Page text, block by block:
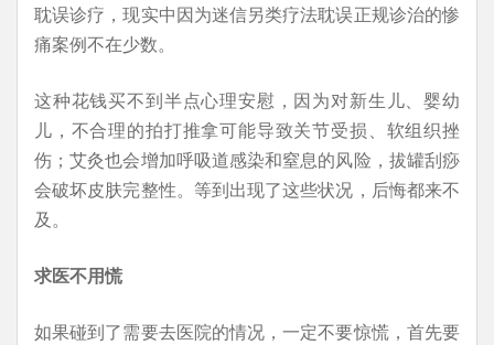
耽误诊疗，现实中因为迷信另类疗法耽误正规诊治的惨
痛案例不在少数。
这种花钱买不到半点心理安慰，因为对新生儿、婴幼
儿，不合理的拍打推拿可能导致关节受损、软组织挫
伤；艾灸也会增加呼吸道感染和窒息的风险，拔罐刮痧
会破坏皮肤完整性。等到出现了这些状况，后悔都来不
及。
求医不用慌
如果碰到了需要去医院的情况，一定不要惊慌，首先要